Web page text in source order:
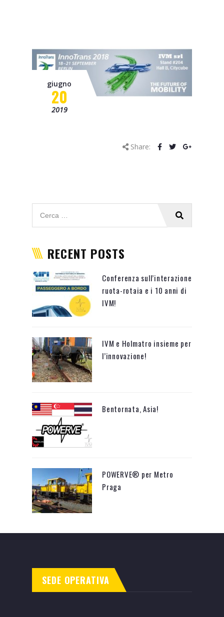
Progetto Smart&Start
Progetto IADIPGI
Pillole tecniche
giugno
20
2019
Share:
RECENT POSTS
Conferenza sull’interazione
ruota-rotaia e i 10 anni di
IVM!
IVM e Holmatro insieme per
l’innovazione!
Bentornata, Asia!
POWERVE® per Metro
Praga
SEDE OPERATIVA